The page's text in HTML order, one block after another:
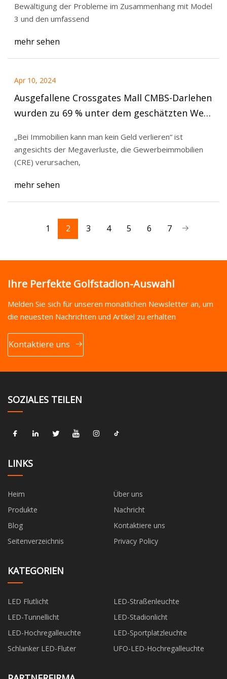
Bewältigung der Probleme im Zusammenhang mit Model
3 und den umfassend
mehr sehen
Apr 10, 2024
Ausgefallene Crossgates Mall CMBS-Darlehen
wurden zu 69 % unter dem geschätzten Wert
„Bei Immobilien kann man kein Geld verlieren“ ist
angesichts der Megaverluste, die Gewerbeimmobilien
(CRE) verursachen,
mehr sehen
1 2 3 4 5 6 7
Ihre Perfekte Golfstadion-Auswahl
Melden Sie sich für unseren monatlichen Newsletter an, um
die neuesten Nachrichten und Artikel zu erhalten
Kontaktiere uns
SOZIALES TEILEN
LINKS
Heim
Über uns
Produkte
Nachricht
Blog
Kontaktiere uns
Seitenverzeichnis
Privacy Policy
KATEGORIEN
LED Flutlicht
LED-Straßenleuchte
LED-Tunnellicht
LED-Stadionlicht
LED-Hochregalleuchte
LED-Sportplatzleuchte
Schlanker LED-Fluter
UFO-LED-Hochregalleuchte